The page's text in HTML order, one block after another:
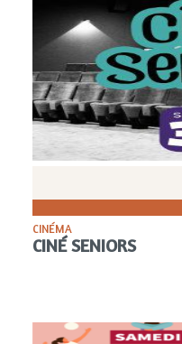
CINÉMA
CINÉ SENIORS